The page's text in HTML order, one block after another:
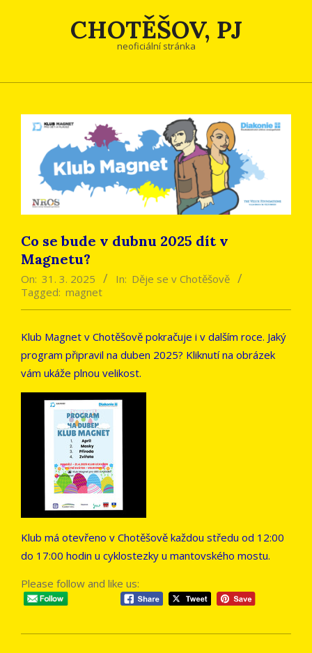
CHOTĚŠOV, PJ
neoficiální stránka
Co se bude v dubnu 2025 dít v
Magnetu?
On: 31. 3. 2025 In: Děje se v Chotěšově
Tagged: magnet
Klub Magnet v Chotěšově pokračuje i v dalším roce. Jaký
program připravil na duben 2025? Kliknutí na obrázek
vám ukáže plnou velikost.
Klub má otevřeno v Chotěšově každou středu od 12:00
do 17:00 hodin u cyklostezky u mantovského mostu.
Please follow and like us: